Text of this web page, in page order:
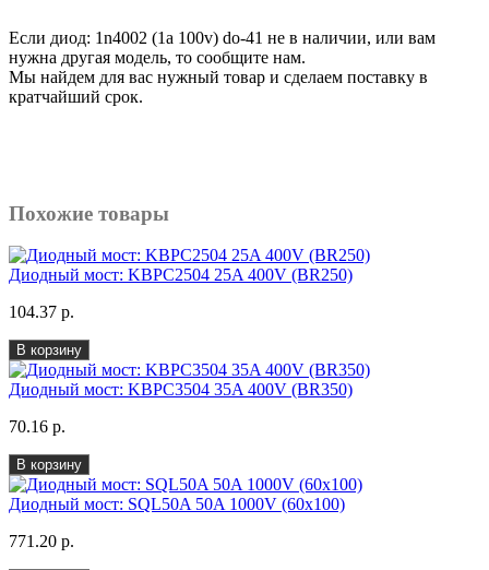
Если диод: 1n4002 (1a 100v) do-41 не в наличии, или вам
нужна другая модель, то сообщите нам.
Мы найдем для вас нужный товар и сделаем поставку в
кратчайший срок.
Похожие товары
Диодный мост: KBPC2504 25A 400V (BR250)
104.37 р.
В корзину
Диодный мост: KBPC3504 35A 400V (BR350)
70.16 р.
В корзину
Диодный мост: SQL50A 50A 1000V (60x100)
771.20 р.